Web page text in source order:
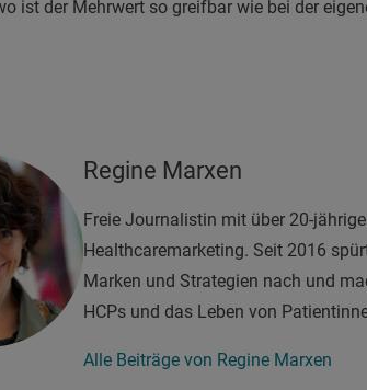
ist der Mehrwert so greifbar wie bei der
Regine Marxen
Freie Journalistin mit über 20-
Healthcaremarketing. Seit 2016
Marken und Strategien nach und
HCPs und das Leben von
Alle Beiträge von Regine Marxen